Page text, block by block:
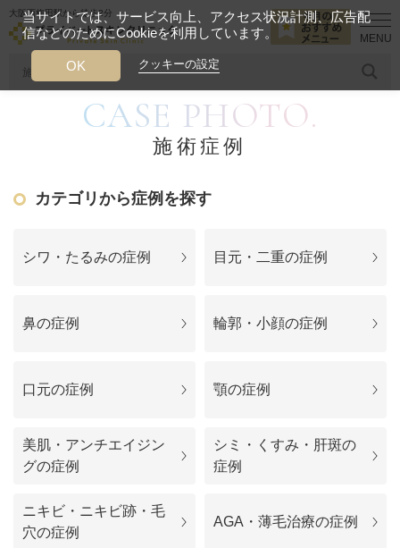
大阪西梅田駅から徒歩2分
糸リフト ヒアルロン酸 リジュランアイ
当クリニック月替わりのおすすめのメニュー
プライベートスキンクリニックが
施術症例
初めての方へ
施術症例 肌の鎮静
CASE PHOTO.
施術症例
カテゴリから症例を探す
シワ・たるみの症例 目元・二重の症例
鼻の症例 輪郭・小顔の症例
口元の症例 顎の症例
美肌・アンチエイジン
グの症例
シミ・くすみ・肝斑の
症例
ニキビ・ニキビ跡・毛
穴の症例
AGA・薄毛治療の症例
当サイトでは、サービス向上、アクセス状況計測、広告配
信などのためにCookieを利用しています。
クッキーの設定
OK